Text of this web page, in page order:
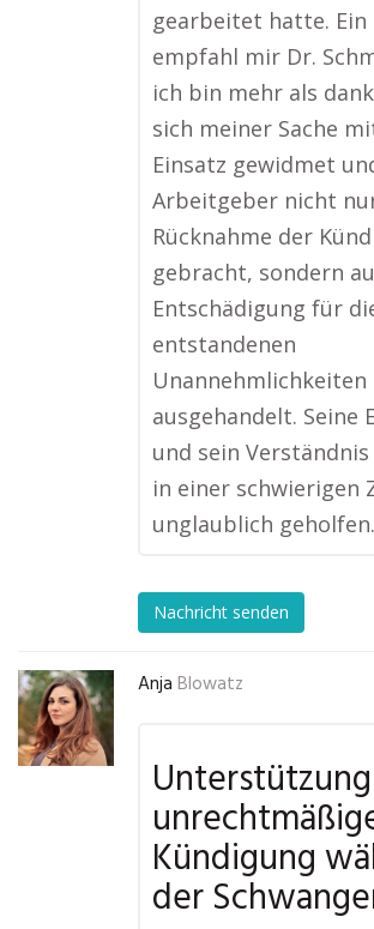
gearbeitet hatte. Ein
empfahl mir Dr.
ich bin mehr als
sich meiner Sache
Einsatz gewidmet
Arbeitgeber nicht
Rücknahme der
gebracht, sondern
Entschädigung für
entstandenen
Unannehmlichkeiten
ausgehandelt. Seine
und sein
in einer schwierigen
unglaublich
Nachricht senden
Anja Blowatz
Kündigung
der